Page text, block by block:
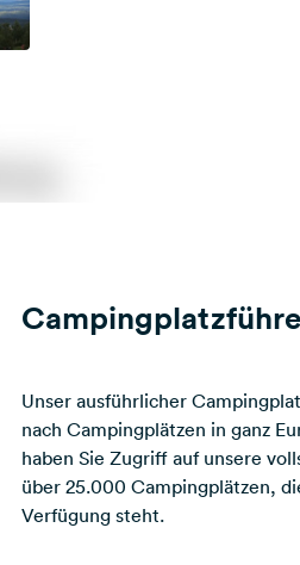
Unser ausführlicher
nach Campingplätzen in ganz
haben Sie Zugriff auf unsere
über 25.000 Campingplätzen,
Verfügung steht.